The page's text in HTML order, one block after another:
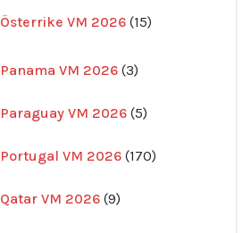
Österrike VM 2026 15
produkter
Panama VM 2026 3
produkter
Paraguay VM 2026 55
Portugal VM 2026 170
produkter
Qatar VM 2026 99